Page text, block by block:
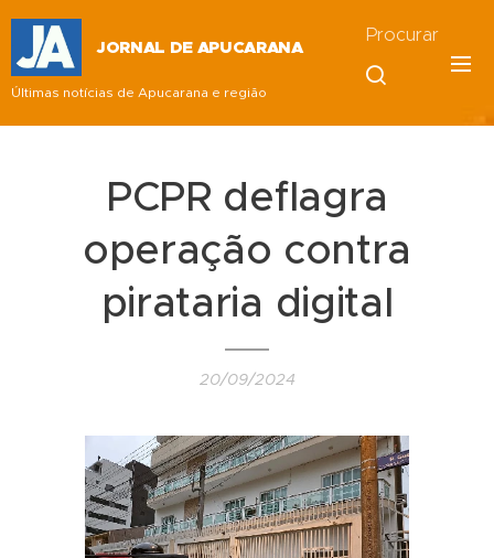
JORNAL DE APUCARANA
Últimas notícias de Apucarana e região
Procurar
PCPR deflagra
operação contra
pirataria digital
20/09/2024